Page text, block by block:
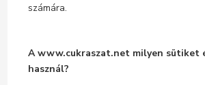
számára.
A www.cukraszat.net milyen sütiket
használ?